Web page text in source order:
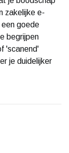
zakelijke e-
goede
begrijpen
'scanend'
je duidelijker